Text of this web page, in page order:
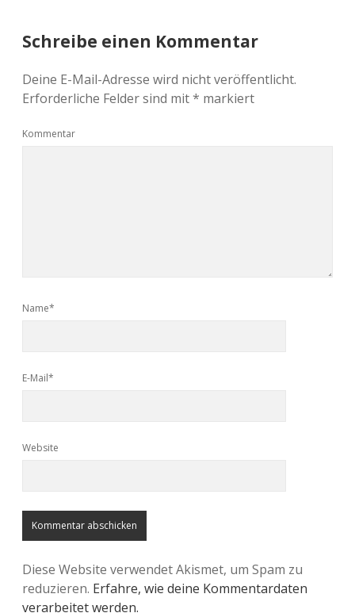
Schreibe einen Kommentar
Deine E-Mail-Adresse wird nicht veröffentlicht.
Erforderliche Felder sind mit* markiert
Kommentar
Name*
E-Mail*
Website
Diese Website verwendet Akismet, um Spam zu
reduzieren. Erfahre, wie deine Kommentardaten
verarbeitet werden.